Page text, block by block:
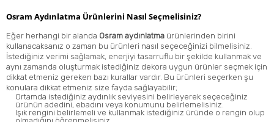
Osram Aydınlatma Ürünlerini Nasıl Seçmelisiniz?
Eğer herhangi bir alanda Osram aydınlatma ürünlerinden birini
kullanacaksanız o zaman bu ürünleri nasıl seçeceğinizi bilmelisiniz.
İstediğiniz verimi sağlamak, enerjiyi tasarruflu bir şekilde kullanmak ve
aynı zamanda oluşturmak istediğiniz dekora uygun ürünler seçmek için
dikkat etmeniz gereken bazı kurallar vardır. Bu ürünleri seçerken şu
konulara dikkat etmeniz size fayda sağlayabilir;
Ortamda istediğiniz aydınlık seviyesini belirleyerek seçeceğiniz
ürünün adedini, ebadını veya konumunu belirlemelisiniz.
Işık rengini belirlemeli ve kullanmak istediğiniz üründe o rengin olup